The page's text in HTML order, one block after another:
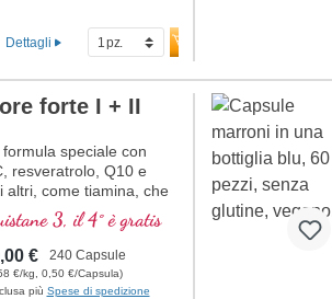
sangue e alla funzione
del sistema immunitario.
confezionato in un sigillo
Prodotto in Germania
secondo i più alti
standard di qualità.
ulteriori informazioni
sull’acido folico
Dettagli
forte I + II
formula speciale con
resveratrolo, Q10 e
altri, come tiamina, che
alla normale
cardiaca. (Formula 1
2)
3, il 4° è gratis
€ 240 Capsule
€/kg, 0,50 €/Capsula)
più Spese di spedizione